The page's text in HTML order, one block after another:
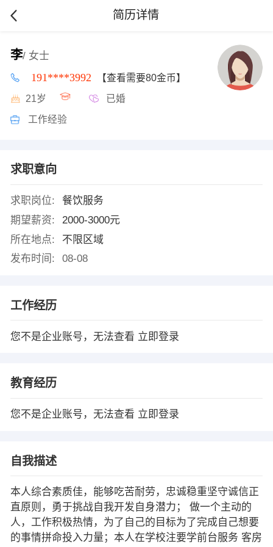
简历详情
李/ 女士
191****3992 【查看需要80金币】
21岁 已婚
工作经验
求职意向
求职岗位:
餐饮服务
期望薪资:
2000-3000元
所在地点:
不限区域
发布时间:
08-08
工作经历
您不是企业账号，无法查看 立即登录
教育经历
您不是企业账号，无法查看 立即登录
自我描述
本人综合素质佳，能够吃苦耐劳，忠诚稳重坚守诚信正
直原则，勇于挑战自我开发自身潜力； 做一个主动的
人，工作积极热情，为了自己的目标为了完成自己想要
的事情拼命投入力量；本人在学校注要学前台服务 客房